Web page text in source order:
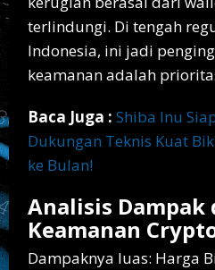
terlindungi. Di tengah
Indonesia, ini jadi
keamanan adalah
Baca Juga : Shiba Inu
Dukungan Teknis Kuat
ke Bulan!
Analisis Dampak
Keamanan
Dampaknya luas: Harga